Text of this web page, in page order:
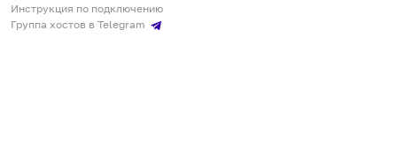
Инструкция по подключению
Группа хостов в Telegram